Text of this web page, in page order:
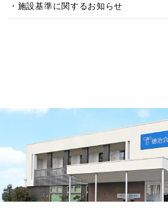
施設基準に関するお知らせ